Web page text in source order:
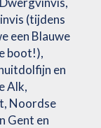
(tijdens
een Blauwe
boot!),
en
Alk,
Noordse
Gent en